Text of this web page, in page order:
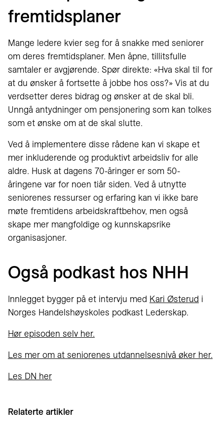
fremtidsplaner
Mange ledere kvier seg for å snakke med seniorer
om deres fremtidsplaner. Men åpne, tillitsfulle
samtaler er avgjørende. Spør direkte: «Hva skal til for
at du ønsker å fortsette å jobbe hos oss?» Vis at du
verdsetter deres bidrag og ønsker at de skal bli.
Unngå antydninger om pensjonering som kan tolkes
som et ønske om at de skal slutte.
Ved å implementere disse rådene kan vi skape et
mer inkluderende og produktivt arbeidsliv for alle
aldre. Husk at dagens 70-åringer er som 50-
åringene var for noen tiår siden. Ved å utnytte
seniorenes ressurser og erfaring kan vi ikke bare
møte fremtidens arbeidskraftbehov, men også
skape mer mangfoldige og kunnskapsrike
organisasjoner.
Også podkast hos NHH
Innlegget bygger på et intervju med Kari Østerud i
Norges Handelshøyskoles podkast Lederskap.
Hør episoden selv her.
Les mer om at seniorenes utdannelsesnivå øker her.
Les DN her
Relaterte artikler